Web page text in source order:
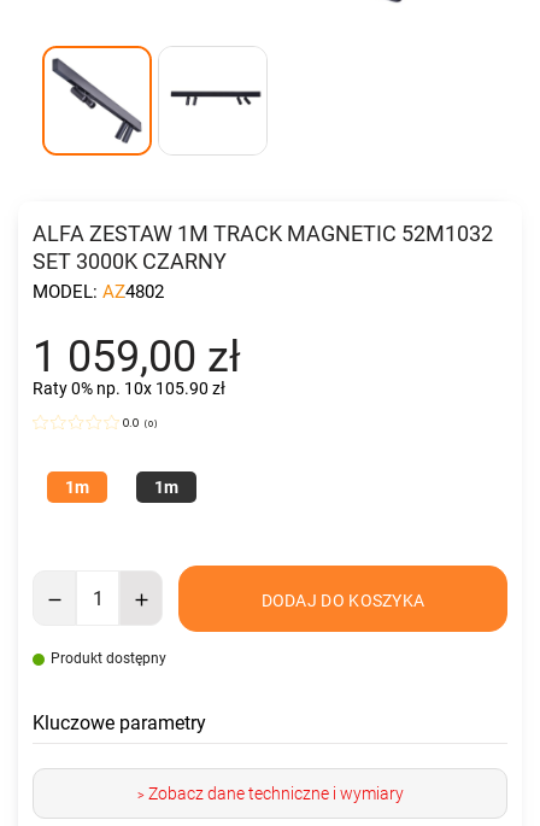
ALFA ZESTAW 1M TRACK MAGNETIC 52M1032
SET 3000K CZARNY
MODEL: AZ4802
1 059,00 zł
Raty 0% np. 10x 105.90 zł
0.0 (0)
1m 1m
DODAJ DO KOSZYKA
Produkt dostępny
Kluczowe parametry
>Zobacz dane techniczne i wymiary